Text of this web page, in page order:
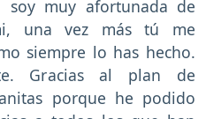
muy afortunada de
una vez más tú me
siempre lo has hecho.
Gracias al plan de
porque he podido